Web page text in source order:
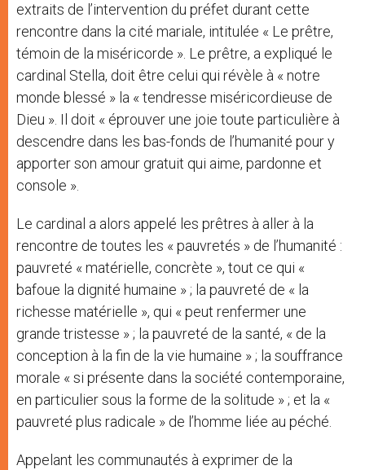
extraits de l’intervention du préfet durant cette
rencontre dans la cité mariale, intitulée « Le prêtre,
témoin de la miséricorde ». Le prêtre, a expliqué le
cardinal Stella, doit être celui qui révèle à « notre
monde blessé » la « tendresse miséricordieuse de
Dieu ». Il doit « éprouver une joie toute particulière à
descendre dans les bas-fonds de l’humanité pour y
apporter son amour gratuit qui aime, pardonne et
console ».
Le cardinal a alors appelé les prêtres à aller à la
rencontre de toutes les « pauvretés » de l’humanité :
pauvreté « matérielle, concrète », tout ce qui «
bafoue la dignité humaine » ; la pauvreté de « la
richesse matérielle », qui « peut renfermer une
grande tristesse » ; la pauvreté de la santé, « de la
conception à la fin de la vie humaine » ; la souffrance
morale « si présente dans la société contemporaine,
en particulier sous la forme de la solitude » ; et la «
pauvreté plus radicale » de l’homme liée au péché.
Appelant les communautés à exprimer de la